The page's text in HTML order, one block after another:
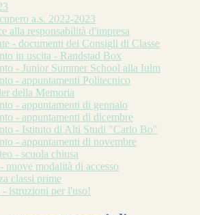
a.s. 2022-2023
alla responsabilità d'impresa
- documenti dei Consigli di Classe
in uscita - Randstad Box
- Junior Summer School alla Iulm
- appuntamenti Politecnico
della Memoria
- appuntamenti di gennaio
- appuntamenti di dicembre
- Istituto di Alti Studi "Carlo Bo"
- appuntamenti di novembre
- scuola chiusa
nuove modalità di accesso
classi prime
istruzioni per l'uso!